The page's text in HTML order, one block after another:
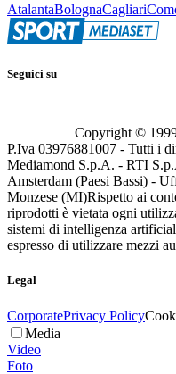
AtalantaBolognaCagliari
Seguici su
Copyright ©
P.Iva 03976881007 - Tutti i
Mediamond S.p.A. - RTI
Amsterdam (Paesi Bassi) -
Monzese (MI)Rispetto ai
riprodotti è vietata ogni
sistemi di intelligenza
espresso di utilizzare mezzi
Legal
CorporatePrivacy Policy
Media
Video
Foto